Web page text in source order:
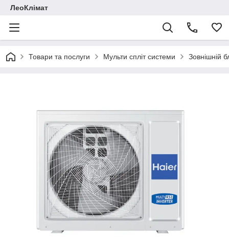
ЛеоКлімат
Товари та послуги Мульти спліт системи Зовнішній